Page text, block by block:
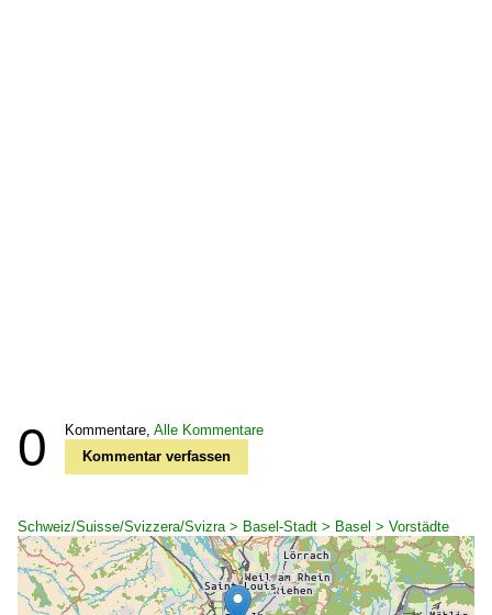
0 Kommentare, Alle Kommentare
Kommentar verfassen
Schweiz/Suisse/Svizzera/Svizra > Basel-Stadt > Basel > Vorstädte